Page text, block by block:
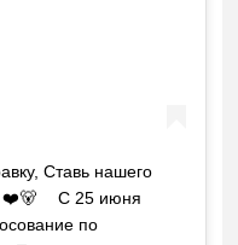
Ставь нашего
❤️🐻 ⠀ С 25 июня
по